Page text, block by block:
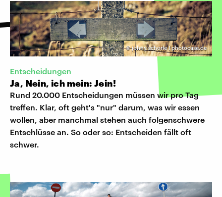
©johny schorle I photocase.de
Entscheidungen
Ja, Nein, ich mein: Jein!
Rund 20.000 Entscheidungen müssen wir pro Tag
treffen. Klar, oft geht's "nur" darum, was wir essen
wollen, aber manchmal stehen auch folgenschwere
Entschlüsse an. So oder so: Entscheiden fällt oft
schwer.